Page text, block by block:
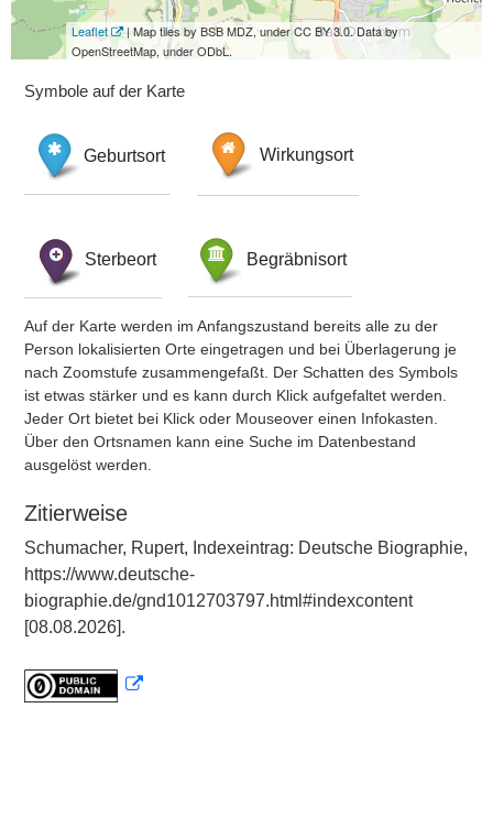
Leaflet
| Map tiles by BSB MDZ, under CC BY 3.0. Data by
OpenStreetMap, under ODbL.
Symbole auf der Karte
Geburtsort Wirkungsort
Sterbeort Begräbnisort
Auf der Karte werden im Anfangszustand bereits alle zu der
Person lokalisierten Orte eingetragen und bei Überlagerung je
nach Zoomstufe zusammengefaßt. Der Schatten des Symbols
ist etwas stärker und es kann durch Klick aufgefaltet werden.
Jeder Ort bietet bei Klick oder Mouseover einen Infokasten.
Über den Ortsnamen kann eine Suche im Datenbestand
ausgelöst werden.
Zitierweise
Schumacher, Rupert, Indexeintrag: Deutsche Biographie,
https://www.deutsche-
biographie.de/gnd1012703797.html#indexcontent
[08.08.2026].